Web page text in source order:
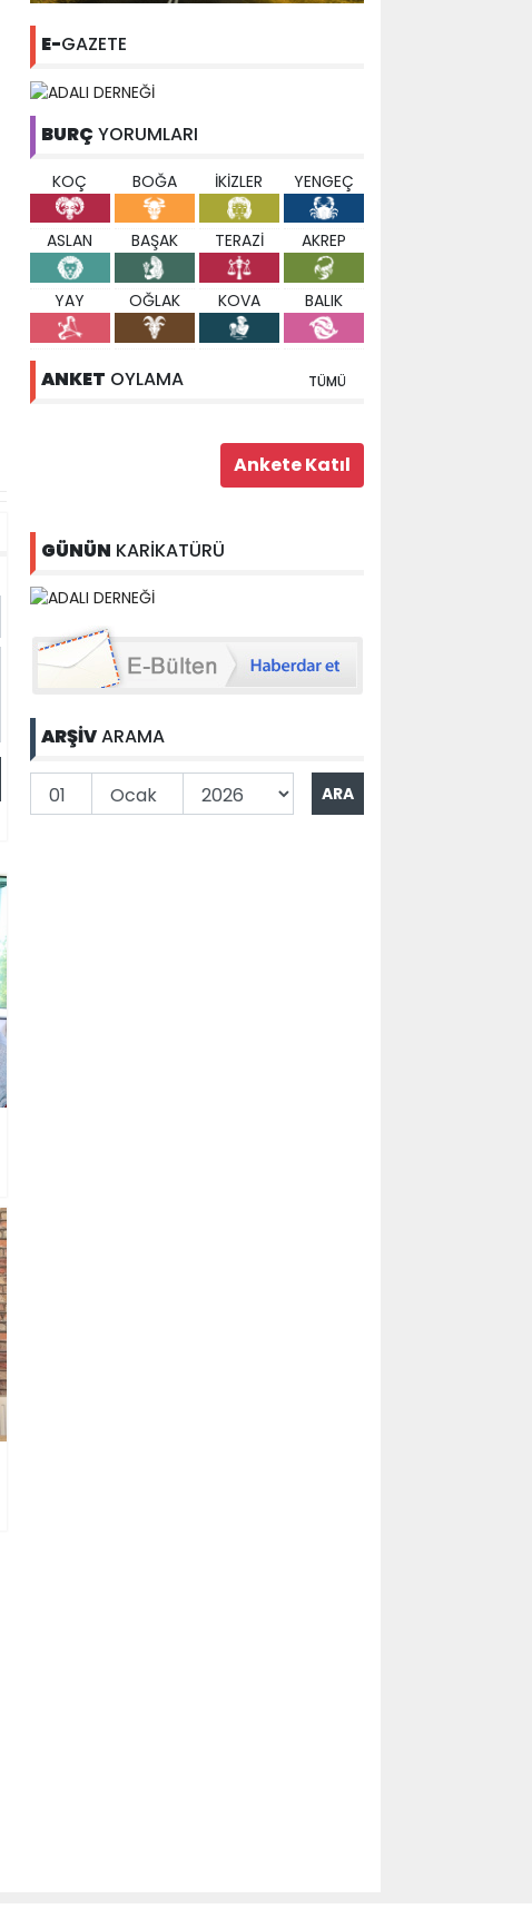
E-GAZETE
BURÇ YORUMLARI
KOÇ BOĞA İKİZLER YENGEÇ
ASLAN BAŞAK TERAZİ AKREP
YAY OĞLAK KOVA BALIK
ANKET OYLAMA TÜMÜ
GÜNÜN KARİKATÜRÜ
ARŞİVARAMA